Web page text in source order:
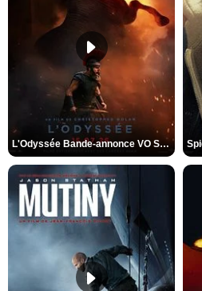
L'Odyssée Bande-annonce VO STFR